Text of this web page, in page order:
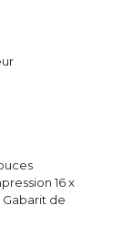
16 x
Gabarit de